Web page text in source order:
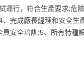
運行，符合生產要求;危
完成廠長經理和安全生
安全培訓;5、所有特種